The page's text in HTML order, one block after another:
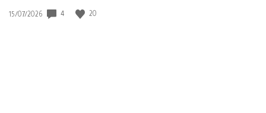
Data
15/07/2026 4 20